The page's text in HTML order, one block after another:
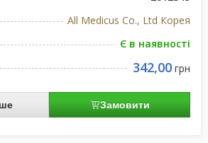
All Medicus Co., Ltd Корея
Є в наявності
342,00 грн
Замовити